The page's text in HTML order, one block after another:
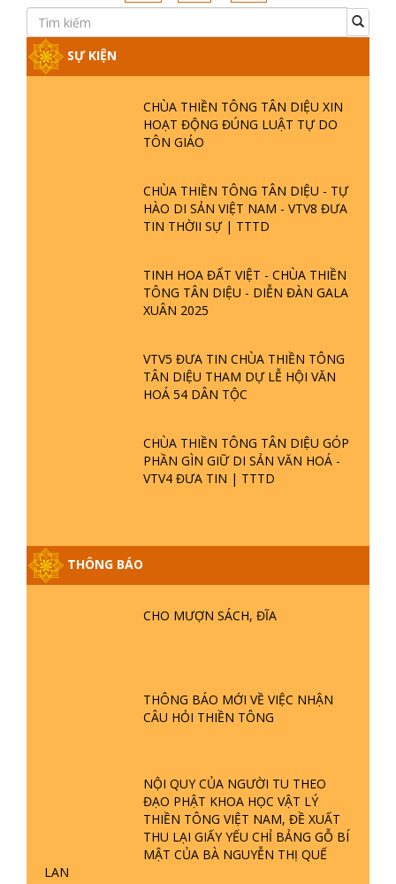
SỰ KIỆN
CHÙA THIỀN TÔNG TÂN DIỆU XIN
HOẠT ĐỘNG ĐÚNG LUẬT TỰ DO
TÔN GIÁO
CHÙA THIỀN TÔNG TÂN DIỆU - TỰ
HÀO DI SẢN VIỆT NAM - VTV8 ĐƯA
TIN THỜII SỰ | TTTD
TINH HOA ĐẤT VIỆT - CHÙA THIỀN
TÔNG TÂN DIỆU - DIỄN ĐÀN GALA
XUÂN 2025
VTV5 ĐƯA TIN CHÙA THIỀN TÔNG
TÂN DIỆU THAM DỰ LỄ HỘI VĂN
HOÁ 54 DÂN TỘC
CHÙA THIỀN TÔNG TÂN DIỆU GÓP
PHẦN GÌN GIỮ DI SẢN VĂN HOÁ -
VTV4 ĐƯA TIN | TTTD
THÔNG BÁO
CHO MƯỢN SÁCH, ĐĨA
THÔNG BÁO MỚI VỀ VIỆC NHẬN
CÂU HỎI THIỀN TÔNG
NỘI QUY CỦA NGƯỜI TU THEO
ĐẠO PHẬT KHOA HỌC VẬT LÝ
THIỀN TÔNG VIỆT NAM, ĐỀ XUẤT
THU LẠI GIẤY YẾU CHỈ BẢNG GỖ BÍ
MẬT CỦA BÀ NGUYỄN THỊ QUẾ
LAN
GIẢI ĐÁP ĐẶC BIỆT P25 - SUỐT 49
TTTD
TĂNG? | TTTD
GIẢI ĐÁP THIỀN TÔNG ĐẶC BIỆT P22
- TẠI SAO TRÁI ĐẤT NHIỀU THIÊN TAI
- LŨ LỤT - HỎA HOẠN | TTTD